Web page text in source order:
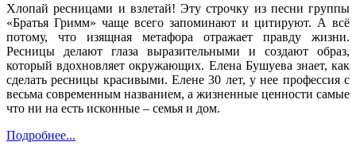
Хлопай ресницами и взлетай! Эту строчку из песни группы
«Братья Гримм» чаще всего запоминают и цитируют. А всё
потому, что изящная метафора отражает правду жизни.
Ресницы делают глаза выразительными и создают образ,
который вдохновляет окружающих. Елена Бушуева знает, как
сделать ресницы красивыми. Елене 30 лет, у нее профессия с
весьма современным названием, а жизненные ценности самые
что ни на есть исконные – семья и дом.
Подробнее...